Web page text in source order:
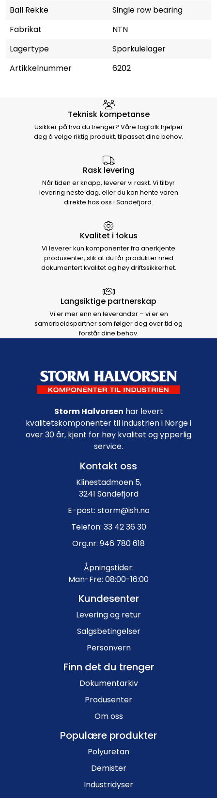
Ball Rekke
Single row bearing
Fabrikat
NTN
Lagertype
Sporkulelager
Artikkelnummer
6202
Hvorfor velge Storm Halvorsen
Teknisk kompetanse
Usikker på hva du trenger? Våre fagfolk hjelper
deg å velge riktig produkt, tilpasset dine behov.
Rask levering
Når tiden er knapp, leverer vi raskt. Vi tilbyr
levering neste dag, eller du kan hente varen
direkte hos oss i Sandefjord.
Kvalitet i fokus
Vi leverer kun komponenter fra anerkjente
produsenter, slik at du får produkter med
dokumentert kvalitet og høy driftssikkerhet.
Langsiktige partnerskap
Vi er mer enn en leverandør – vi er en
samarbeidspartner som følger deg over tid og
forstår dine behov.
Footer navigation
Storm Halvorsen har levert
kvalitetskomponenter til industrien i Norge i
over 30 år, kjent for høy kvalitet og ypperlig
service.
Kontakt oss
Klinestadmoen 5,
3241 Sandefjord
E-post: storm@ish.no
Telefon: 33 42 36 30
Org.nr: 946 780 618
Åpningstider:
Man-Fre: 08:00-16:00
Kundesenter
Levering og retur
Salgsbetingelser
Personvern
Finn det du trenger
Dokumentarkiv
Produsenter
Om oss
Populære produkter
Polyuretan
Demister
Industridyser